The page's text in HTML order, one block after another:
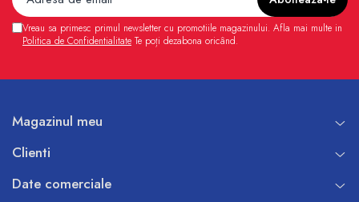
Vreau sa primesc primul newsletter cu promotiile magazinului. Afla mai multe in
Politica de Confidentialitate Te poți dezabona oricând.
Magazinul meu
Clienti
Date comerciale